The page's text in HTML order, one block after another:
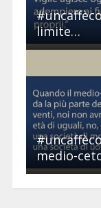
limite…
medio-